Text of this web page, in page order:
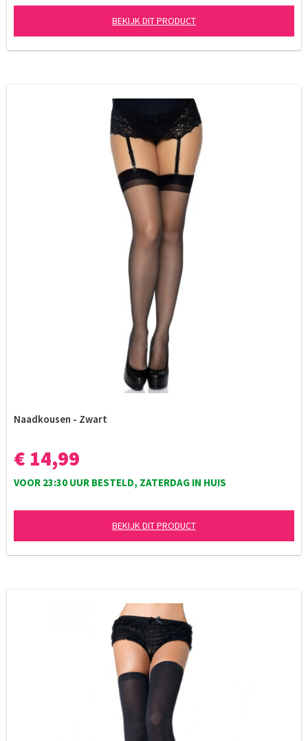
BEKIJK DIT PRODUCT
Naadkousen - Zwart
€ 14,99
VOOR 23:30 UUR BESTELD, ZATERDAG IN HUIS
BEKIJK DIT PRODUCT